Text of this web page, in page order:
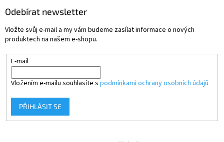
Odebírat newsletter
Vložte svůj e-mail a my vám budeme zasílat informace o nových
produktech na našem e-shopu.
E-mail
Vložením e-mailu souhlasíte s podmínkami ochrany osobních údajů
PŘIHLÁSIT SE